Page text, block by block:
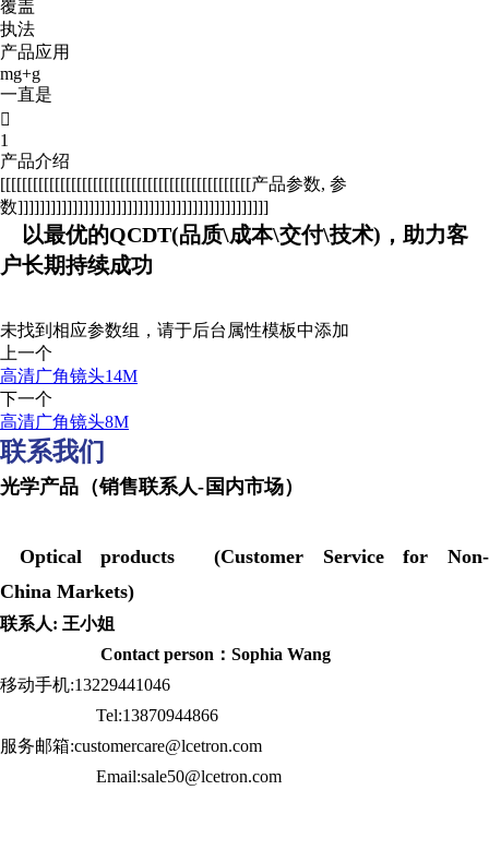
覆盖
执法
产品应用
mg+g
一直是

1
产品介绍
[[[[[[[[[[[[[[[[[[[[[[[[[[[[[[[[[[[[[[[[[[[[[[产品参数, 参
数]]]]]]]]]]]]]]]]]]]]]]]]]]]]]]]]]]]]]]]]]]]]]]
以最优的QCDT(品质\成本\交付\技术)，助力客
户长期持续成功
未找到相应参数组，请于后台属性模板中添加
上一个
高清广角镜头14M
下一个
高清广角镜头8M
联系我们
光学产品（销售联系人-国内市场）
Optical products (Customer Service for Non-
China Markets)
联系人: 王小姐
Contact person：Sophia Wang
移动手机:13229441046
Tel:13870944866
服务邮箱:customercare@lcetron.com
Email:sale50@lcetron.com